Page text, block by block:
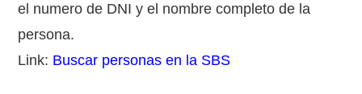
el numero de DNI y el nombre completo de la
persona.
Link: Buscar personas en la SBS